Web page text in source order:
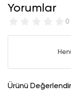
Yorumlar
0
Ürünü Değerlendir